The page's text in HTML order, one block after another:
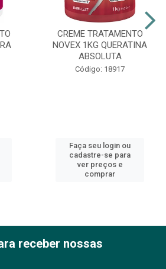
CREME TRATAMENTO
NOVEX 1KG QUERATINA
ABSOLUTA
Código: 18917
Faça seu login ou
cadastre-se para
ver preços e
comprar
receber nossas